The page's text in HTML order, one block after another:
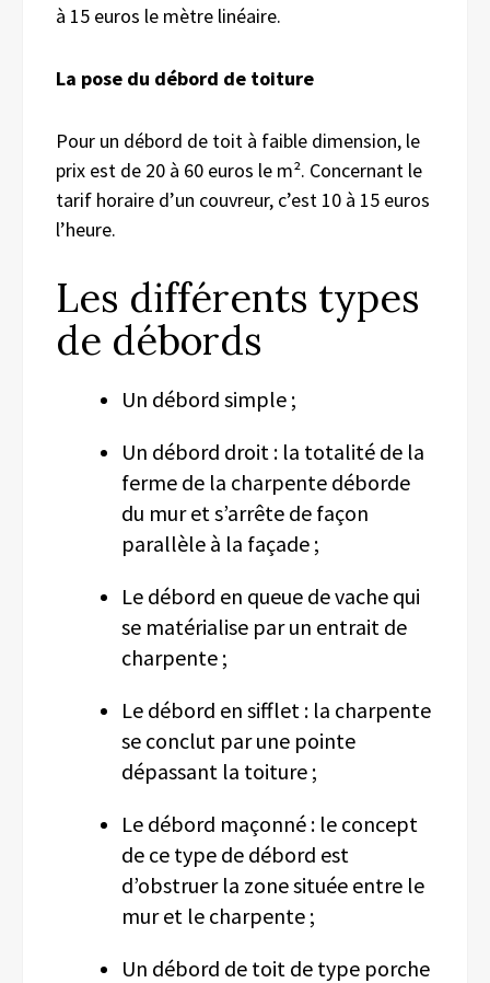
à 15 euros le mètre linéaire.
La pose du débord de toiture
Pour un débord de toit à faible dimension, le
prix est de 20 à 60 euros le m². Concernant le
tarif horaire d’un couvreur, c’est 10 à 15 euros
l’heure.
Les différents types
de débords
Un débord simple ;
Un débord droit : la totalité de la
ferme de la charpente déborde
du mur et s’arrête de façon
parallèle à la façade ;
Le débord en queue de vache qui
se matérialise par un entrait de
charpente ;
Le débord en sifflet : la charpente
se conclut par une pointe
dépassant la toiture ;
Le débord maçonné : le concept
de ce type de débord est
d’obstruer la zone située entre le
mur et le charpente ;
Un débord de toit de type porche